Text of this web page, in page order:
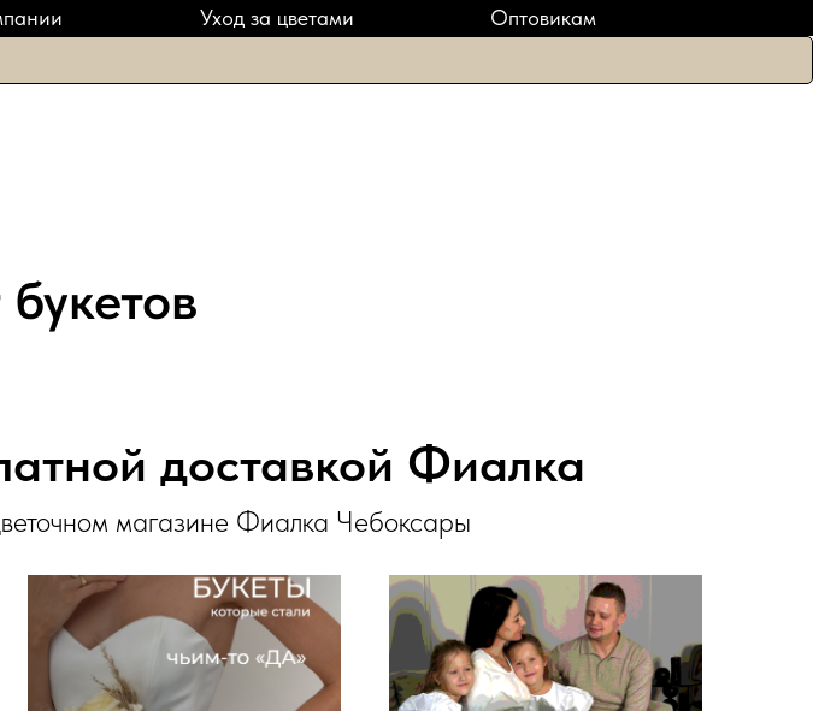
Уход за цветами Оптовикам
доставкой Фиалка
магазине Фиалка Чебоксары